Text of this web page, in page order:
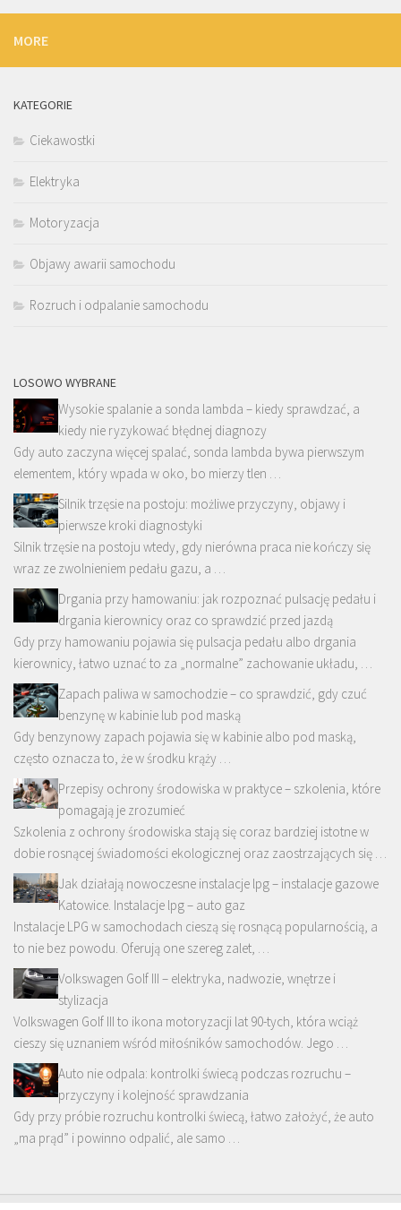
MORE
KATEGORIE
Ciekawostki
Elektryka
Motoryzacja
Objawy awarii samochodu
Rozruch i odpalanie samochodu
LOSOWO WYBRANE
Wysokie spalanie a sonda lambda – kiedy sprawdzać, a
kiedy nie ryzykować błędnej diagnozy
Gdy auto zaczyna więcej spalać, sonda lambda bywa pierwszym
elementem, który wpada w oko, bo mierzy tlen …
Silnik trzęsie na postoju: możliwe przyczyny, objawy i
pierwsze kroki diagnostyki
Silnik trzęsie na postoju wtedy, gdy nierówna praca nie kończy się
wraz ze zwolnieniem pedału gazu, a …
Drgania przy hamowaniu: jak rozpoznać pulsację pedału i
drgania kierownicy oraz co sprawdzić przed jazdą
Gdy przy hamowaniu pojawia się pulsacja pedału albo drgania
kierownicy, łatwo uznać to za „normalne” zachowanie układu, …
Zapach paliwa w samochodzie – co sprawdzić, gdy czuć
benzynę w kabinie lub pod maską
Gdy benzynowy zapach pojawia się w kabinie albo pod maską,
często oznacza to, że w środku krąży …
Przepisy ochrony środowiska w praktyce – szkolenia, które
pomagają je zrozumieć
Szkolenia z ochrony środowiska stają się coraz bardziej istotne w
dobie rosnącej świadomości ekologicznej oraz zaostrzających się …
Jak działają nowoczesne instalacje lpg – instalacje gazowe
Katowice. Instalacje lpg – auto gaz
Instalacje LPG w samochodach cieszą się rosnącą popularnością, a
to nie bez powodu. Oferują one szereg zalet, …
Volkswagen Golf III – elektryka, nadwozie, wnętrze i
stylizacja
Volkswagen Golf III to ikona motoryzacji lat 90-tych, która wciąż
cieszy się uznaniem wśród miłośników samochodów. Jego …
Auto nie odpala: kontrolki świecą podczas rozruchu –
przyczyny i kolejność sprawdzania
Gdy przy próbie rozruchu kontrolki świecą, łatwo założyć, że auto
„ma prąd” i powinno odpalić, ale samo …